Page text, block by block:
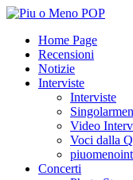
Home Page
Recensioni
Notizie
Interviste
Interviste
Video
Voci dalla
Concerti